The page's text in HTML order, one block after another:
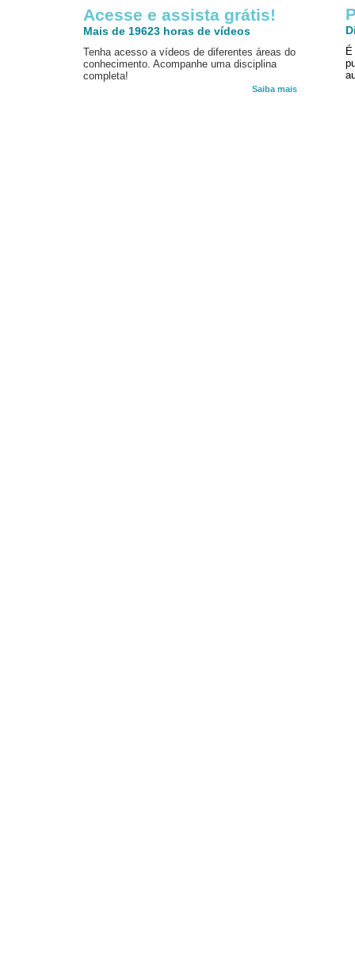
Acesse e assista grátis!
Mais de 19623 horas de vídeos
Tenha acesso a vídeos de diferentes áreas do
conhecimento. Acompanhe uma disciplina
completa!
Saiba mais